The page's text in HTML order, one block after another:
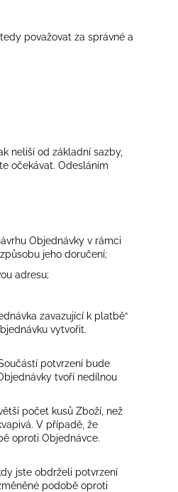
považovat za správné a
neliší od základní sazby,
očekávat. Odesláním
Objednávky v rámci
jeho doručení;
adresu;
zavazující k platbě“
vytvořit.
potvrzení bude
tvoří nedílnou
počet kusů Zboží, než
V případě, že
oproti Objednávce.
jste obdrželi potvrzení
podobě oproti